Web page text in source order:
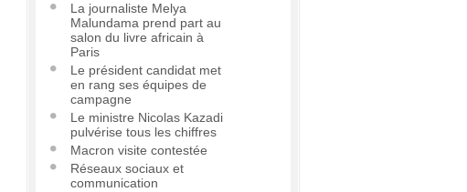
La journaliste Melya
Malundama prend part au
salon du livre africain à
Paris
Le président candidat met
en rang ses équipes de
campagne
Le ministre Nicolas Kazadi
pulvérise tous les chiffres
Macron visite contestée
Réseaux sociaux et
communication